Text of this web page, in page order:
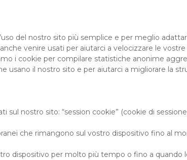
del nostro sito più semplice e per meglio
venire usati per aiutarci a velocizzare le
i cookie per compilare statistiche anonime
usano il nostro sito e per aiutarci a migliorare la
sul nostro sito: “session cookie” (cookie di
che rimangono sul vostro dispositivo fino al
dispositivo per molto più tempo o fino a quando